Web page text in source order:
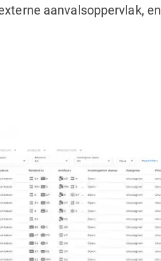
aanvalsoppervlak, en